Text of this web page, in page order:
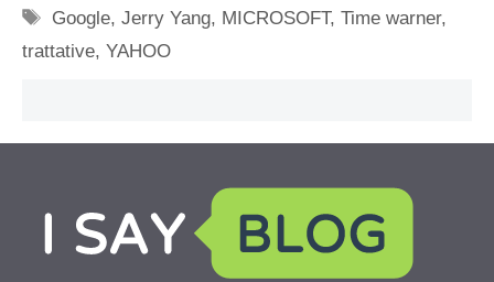
Tag
Google,Jerry Yang, MICROSOFT,Time warner,
trattative, YAHOO